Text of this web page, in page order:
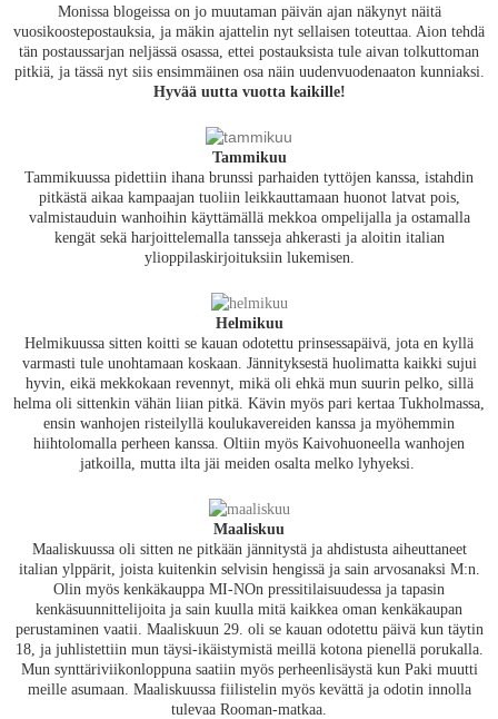
Monissa blogeissa on jo muutaman päivän ajan näkynyt näitä
vuosikoostepostauksia, ja mäkin ajattelin nyt sellaisen toteuttaa. Aion tehdä
tän postaussarjan neljässä osassa, ettei postauksista tule aivan tolkuttoman
pitkiä, ja tässä nyt siis ensimmäinen osa näin uudenvuodenaaton kunniaksi.
Hyvää uutta vuotta kaikille!
Tammikuu
Tammikuussa pidettiin ihana brunssi parhaiden tyttöjen kanssa, istahdin
pitkästä aikaa kampaajan tuoliin leikkauttamaan huonot latvat pois,
valmistauduin wanhoihin käyttämällä mekkoa ompelijalla ja ostamalla
kengät sekä harjoittelemalla tansseja ahkerasti ja aloitin italian
ylioppilaskirjoituksiin lukemisen.
Helmikuu
Helmikuussa sitten koitti se kauan odotettu prinsessapäivä, jota en kyllä
varmasti tule unohtamaan koskaan. Jännityksestä huolimatta kaikki sujui
hyvin, eikä mekkokaan revennyt, mikä oli ehkä mun suurin pelko, sillä
helma oli sittenkin vähän liian pitkä. Kävin myös pari kertaa Tukholmassa,
ensin wanhojen risteilyllä koulukavereiden kanssa ja myöhemmin
hiihtolomalla perheen kanssa. Oltiin myös Kaivohuoneella wanhojen
jatkoilla, mutta ilta jäi meiden osalta melko lyhyeksi.
Maaliskuu
Maaliskuussa oli sitten ne pitkään jännitystä ja ahdistusta aiheuttaneet
italian ylppärit, joista kuitenkin selvisin hengissä ja sain arvosanaksi M:n.
Olin myös kenkäkauppa MI-NOn pressitilaisuudessa ja tapasin
kenkäsuunnittelijoita ja sain kuulla mitä kaikkea oman kenkäkaupan
perustaminen vaatii. Maaliskuun 29. oli se kauan odotettu päivä kun täytin
18, ja juhlistettiin mun täysi-ikäistymistä meillä kotona pienellä porukalla.
Mun synttäriviikonloppuna saatiin myös perheenlisäystä kun Paki muutti
meille asumaan. Maaliskuussa fiilistelin myös kevättä ja odotin innolla
tulevaa Rooman-matkaa.